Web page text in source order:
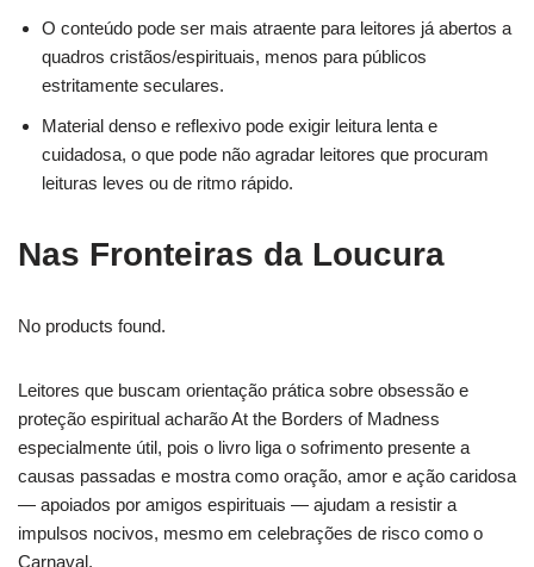
O conteúdo pode ser mais atraente para leitores já abertos a
quadros cristãos/espirituais, menos para públicos
estritamente seculares.
Material denso e reflexivo pode exigir leitura lenta e
cuidadosa, o que pode não agradar leitores que procuram
leituras leves ou de ritmo rápido.
Nas Fronteiras da Loucura
No products found.
Leitores que buscam orientação prática sobre obsessão e
proteção espiritual acharão At the Borders of Madness
especialmente útil, pois o livro liga o sofrimento presente a
causas passadas e mostra como oração, amor e ação caridosa
— apoiados por amigos espirituais — ajudam a resistir a
impulsos nocivos, mesmo em celebrações de risco como o
Carnaval.